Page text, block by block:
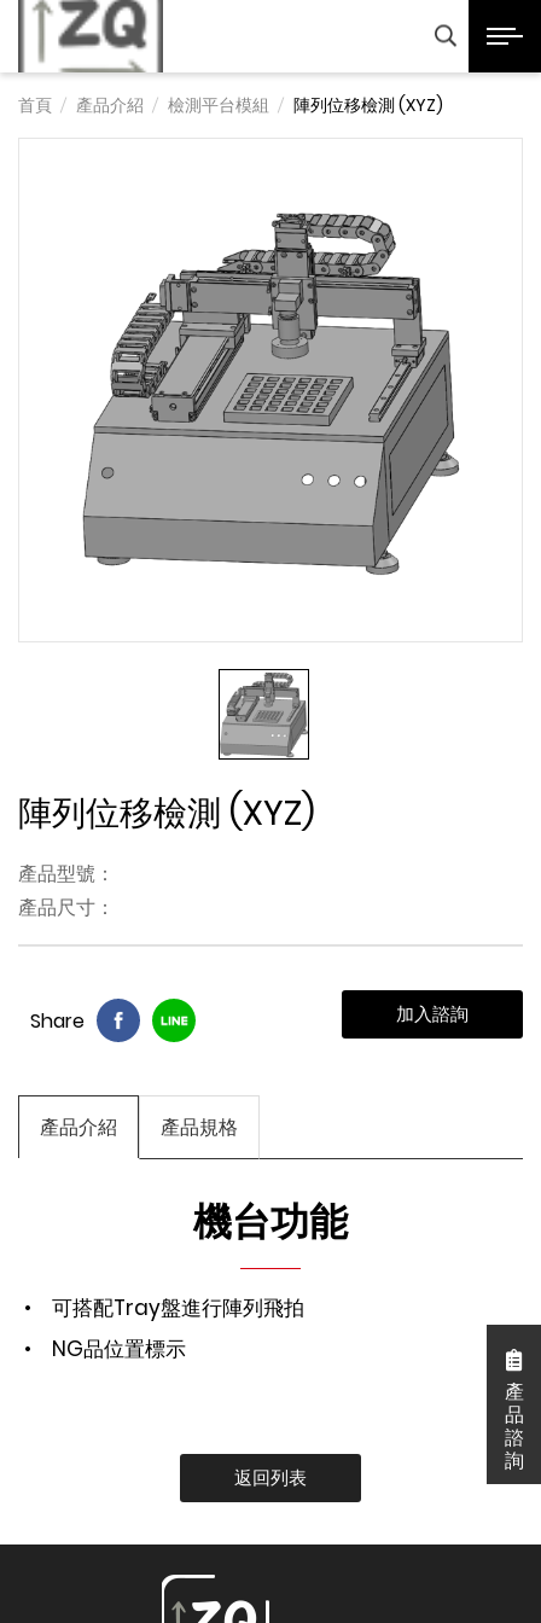
正奇精密科技股份有限
產品諮詢
展開
首頁 產品介紹 檢測平台模組 陣列位移檢測 (XYZ)
陣列位移檢測 (XYZ)
產品型號：
產品尺寸：
Share 加入諮詢
產品介紹 產品規格
機台功能
• 可搭配Tray盤進行陣列飛拍
• NG品位置標示
返回列表
產
產
品
諮
詢